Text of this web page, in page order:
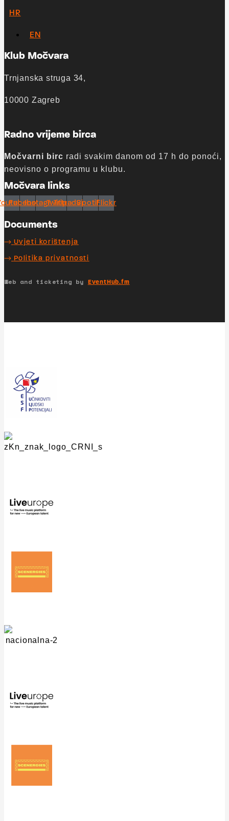
HR
EN
Klub Močvara
Trnjanska struga 34,
10000 Zagreb
Radno vrijeme birca
Močvarni birc radi svakim danom od 17 h do ponoći,
neovisno o programu u klubu.
Močvara links
Facebook
Instagram
Twitter
Tripadvisor
SpotifyFlickr
Documents
Uvjeti korištenja
Politika privatnosti
Web and ticketing by EventHub.fm